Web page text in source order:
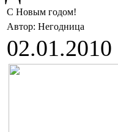
C Новым годом!
Автор: Негодница